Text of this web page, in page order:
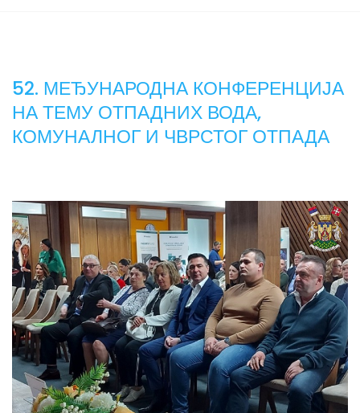
52. МЕЂУНАРОДНА КОНФЕРЕНЦИЈА
НА ТЕМУ ОТПАДНИХ ВОДА,
КОМУНАЛНОГ И ЧВРСТОГ ОТПАДА